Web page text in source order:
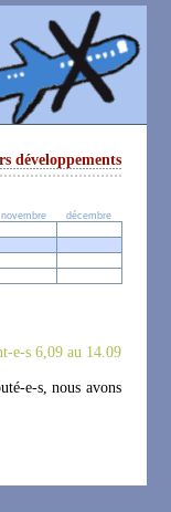
développements
novembre
décembre
e-s 6,09 au 14.09
e-s, nous avons